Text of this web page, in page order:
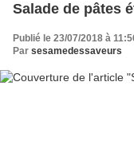
Salade de pâtes
Publié le 23/07/2018 à
Par sesamedessaveurs